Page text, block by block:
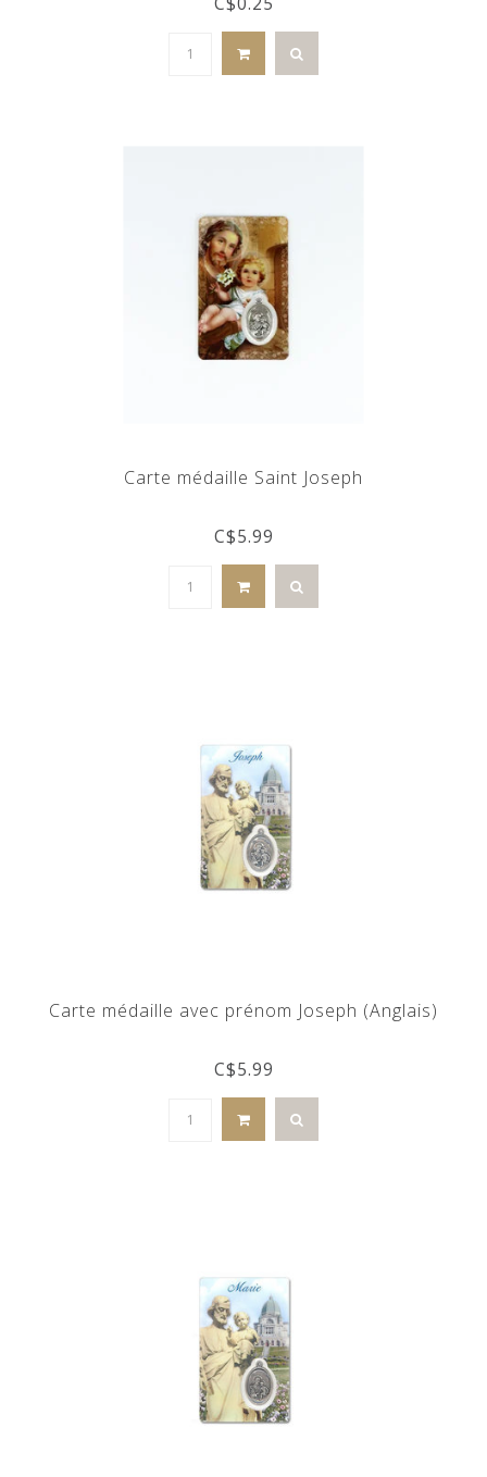
Carte médaille Saint Joseph
C$5.99
Carte médaille avec prénom Joseph (Anglais)
C$5.99